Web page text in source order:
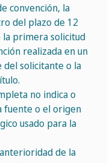
convención, la
del plazo de 12
la primera solicitud
realizada en un
del solicitante o la
no indica o
fuente o el origen
usado para la
de la